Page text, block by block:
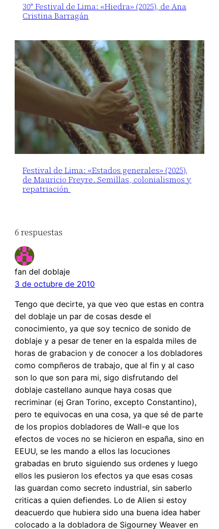
30° Festival de Lima: «Hiedra» (2025), de Ana
Cristina Barragán
Festival de Lima: «Estados generales» (2025),
de Mauricio Freyre. Semillas, colonialismos y
repatriación
6 respuestas
fan del doblaje
3 de octubre de 2010
Tengo que decirte, ya que veo que estas en contra
del doblaje un par de cosas desde el
conocimiento, ya que soy tecnico de sonido de
doblaje y a pesar de tener en la espalda miles de
horas de grabacion y de conocer a los dobladores
como compñeros de trabajo, que al fin y al caso
son lo que son para mi, sigo disfrutando del
doblaje castellano aunque haya cosas que
recriminar (ej Gran Torino, excepto Constantino),
pero te equivocas en una cosa, ya que sé de parte
de los propios dobladores de Wall-e que los
efectos de voces no se hicieron en españa, sino en
EEUU, se les mando a ellos las locuciones
grabadas en bruto siguiendo sus ordenes y luego
ellos les pusieron los efectos ya que esas cosas
las guardan como secreto industrial, sin saberlo
criticas a quien defiendes. Lo de Alien si estoy
deacuerdo que hubiera sido una buena idea haber
colocado a la dobladora de Sigourney Weaver en